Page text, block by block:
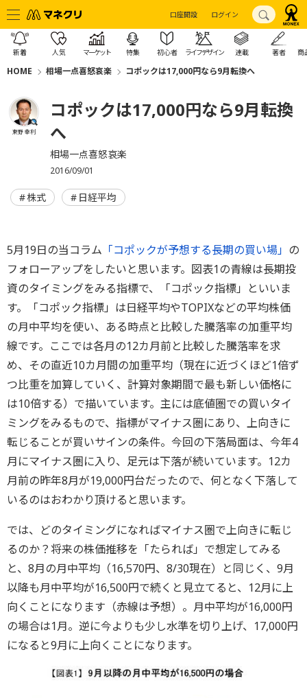
口座開設 ログイン
新着 人気 マーケット 特集 初心者 ライフデザイン 連載 著者 商
HOME 相場一点喜怒哀楽 コポックは17,000円なら9月転換へ
東野 幸利
コポックは17,000円なら9月転換
へ
相場一点喜怒哀楽
2016/09/01
株式 日経平均
5月19日の当コラム 「コポックが予想する長期の買い場」 の
フォローアップをしたいと思います。図表1の青線は長期投
資のタイミングをみる指標で、「コポック指標」といいま
す。「コポック指標」は日経平均やTOPIXなどの平均株価
の月中平均を使い、ある時点と比較した騰落率の加重平均
線です。ここでは各月の12カ月前と比較した騰落率を求
め、その直近10カ月間の加重平均（現在に近づくほど1倍ず
つ比重を加算していく、計算対象期間で最も新しい価格に
は10倍する）で描いています。主には底値圏での買いタイ
ミングをみるもので、指標がマイナス圏にあり、上向きに
転じることが買いサインの条件。今回の下落局面は、今年4
月にマイナス圏に入り、足元は下落が続いています。12カ
月前の昨年8月が19,000円台だったので、何となく下落して
いるのはおわかり頂けると思います。
では、どのタイミングになればマイナス圏で上向きに転じ
るのか？将来の株価推移を「たられば」で想定してみる
と、8月の月中平均（16,570円、8/30現在）と同じく、9月
以降も月中平均が16,500円で続くと見立てると、12月に上
向くことになります（赤線は予想）。月中平均が16,000円
の場合は1月。逆に今よりも少し水準を切り上げ、17,000円
になると9月に上向くことになります。